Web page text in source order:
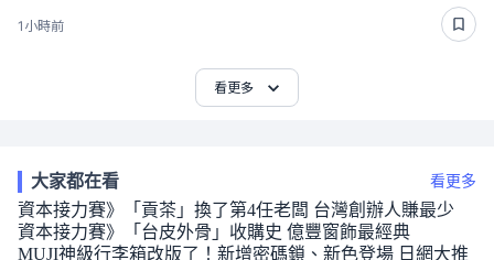
1小時前
看更多
大家都在看 看更多
資本接力賽》「貢茶」換了第4任老闆 台灣創辦人賺最少
資本接力賽》「台皮外骨」收購史 億豐窗飾最經典
MUJI神級行李箱改版了！新增密碼鎖、新色登場 日網大推